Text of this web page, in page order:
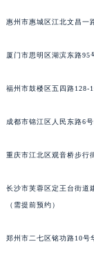
惠州市惠城区江北文昌一
厦门市思明区湖滨东路95
福州市鼓楼区五四路128-
成都市锦江区人民东路6
重庆市江北区观音桥步行
长沙市芙蓉区定王台街道
（需提前预约）
郑州市二七区铭功路10号